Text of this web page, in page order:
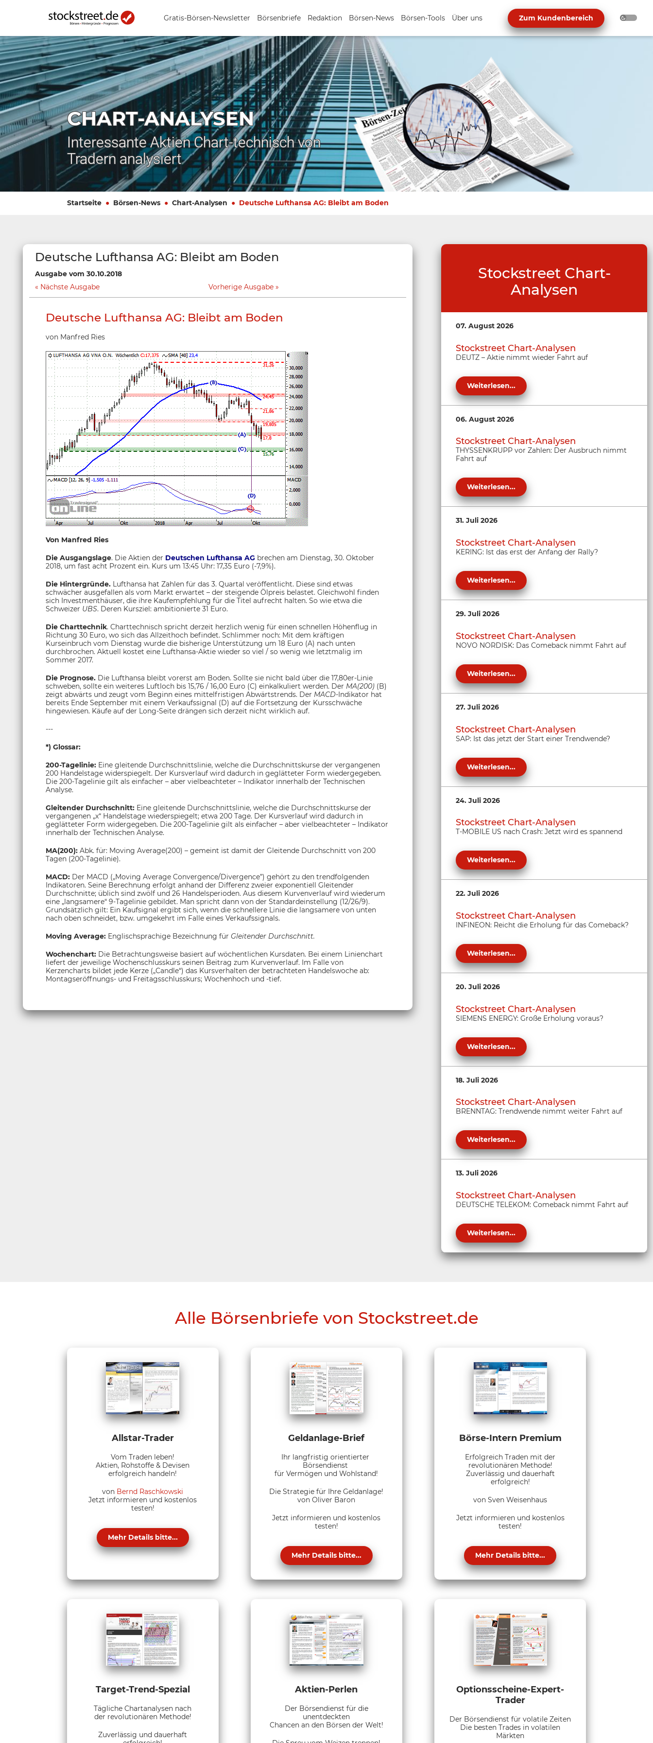
Gratis-Börsen-Newsletter Börsenbriefe Redaktion Börsen-News Börsen-Tools Über uns Zum Kundenbereich
CHART-ANALYSEN
Interessante Aktien Chart-technisch von
Tradern analysiert
Startseite Börsen-News Chart-Analysen Deutsche Lufthansa AG: Bleibt am Boden
Deutsche Lufthansa AG: Bleibt am Boden
Ausgabe vom 30.10.2018
Nächste Ausgabe
Vorherige Ausgabe
Deutsche Lufthansa AG: Bleibt am Boden
von Manfred Ries
Von Manfred Ries
Die Ausgangslage. Die Aktien der Deutschen Lufthansa AG brechen am Dienstag, 30. Oktober
2018, um fast acht Prozent ein. Kurs um 13:45 Uhr: 17,35 Euro (-7,9%).
Die Hintergründe. Lufthansa hat Zahlen für das 3. Quartal veröffentlicht. Diese sind etwas
schwächer ausgefallen als vom Markt erwartet – der steigende Ölpreis belastet. Gleichwohl finden
sich Investmenthäuser, die ihre Kaufempfehlung für die Titel aufrecht halten. So wie etwa die
Schweizer UBS. Deren Kursziel: ambitionierte 31 Euro.
Die Charttechnik. Charttechnisch spricht derzeit herzlich wenig für einen schnellen Höhenflug in
Richtung 30 Euro, wo sich das Allzeithoch befindet. Schlimmer noch: Mit dem kräftigen
Kurseinbruch vom Dienstag wurde die bisherige Unterstützung um 18 Euro (A) nach unten
durchbrochen. Aktuell kostet eine Lufthansa-Aktie wieder so viel / so wenig wie letztmalig im
Sommer 2017.
Die Prognose. Die Lufthansa bleibt vorerst am Boden. Sollte sie nicht bald über die 17,80er-Linie
schweben, sollte ein weiteres Luftloch bis 15,76 / 16,00 Euro (C) einkalkuliert werden. Der MA(200) (B)
zeigt abwärts und zeugt vom Beginn eines mittelfristigen Abwärtstrends. Der MACD-Indikator hat
bereits Ende September mit einem Verkaufssignal (D) auf die Fortsetzung der Kursschwäche
hingewiesen. Käufe auf der Long-Seite drängen sich derzeit nicht wirklich auf.
---
*) Glossar:
200-Tagelinie: Eine gleitende Durchschnittslinie, welche die Durchschnittskurse der vergangenen
200 Handelstage widerspiegelt. Der Kursverlauf wird dadurch in geglätteter Form wiedergegeben.
Die 200-Tagelinie gilt als einfacher – aber vielbeachteter – Indikator innerhalb der Technischen
Analyse.
Gleitender Durchschnitt: Eine gleitende Durchschnittslinie, welche die Durchschnittskurse der
vergangenen „x“ Handelstage wiederspiegelt; etwa 200 Tage. Der Kursverlauf wird dadurch in
geglätteter Form widergegeben. Die 200-Tagelinie gilt als einfacher – aber vielbeachteter – Indikator
innerhalb der Technischen Analyse.
MA(200): Abk. für: Moving Average(200) – gemeint ist damit der Gleitende Durchschnitt von 200
Tagen (200-Tagelinie).
MACD: Der MACD („Moving Average Convergence/Divergence”) gehört zu den trendfolgenden
Indikatoren. Seine Berechnung erfolgt anhand der Differenz zweier exponentiell Gleitender
Durchschnitte; üblich sind zwölf und 26 Handelsperioden. Aus diesem Kurvenverlauf wird wiederum
eine „langsamere“ 9-Tagelinie gebildet. Man spricht dann von der Standardeinstellung (12/26/9).
Grundsätzlich gilt: Ein Kaufsignal ergibt sich, wenn die schnellere Linie die langsamere von unten
nach oben schneidet, bzw. umgekehrt im Falle eines Verkaufssignals.
Moving Average: Englischsprachige Bezeichnung für Gleitender Durchschnitt.
Wochenchart: Die Betrachtungsweise basiert auf wöchentlichen Kursdaten. Bei einem Linienchart
liefert der jeweilige Wochenschlusskurs seinen Beitrag zum Kurvenverlauf. Im Falle von
Kerzencharts bildet jede Kerze („Candle“) das Kursverhalten der betrachteten Handelswoche ab:
Montagseröffnungs- und Freitagsschlusskurs; Wochenhoch und -tief.
Stockstreet Chart-
Analysen
07. August 2026
Stockstreet Chart-Analysen
DEUTZ – Aktie nimmt wieder Fahrt auf
Weiterlesen...
06. August 2026
Stockstreet Chart-Analysen
THYSSENKRUPP vor Zahlen: Der Ausbruch nimmt
Fahrt auf
Weiterlesen...
31. Juli 2026
Stockstreet Chart-Analysen
KERING: Ist das erst der Anfang der Rally?
Weiterlesen...
29. Juli 2026
Stockstreet Chart-Analysen
NOVO NORDISK: Das Comeback nimmt Fahrt auf
Weiterlesen...
27. Juli 2026
Stockstreet Chart-Analysen
SAP: Ist das jetzt der Start einer Trendwende?
Weiterlesen...
24. Juli 2026
Stockstreet Chart-Analysen
T-MOBILE US nach Crash: Jetzt wird es spannend
Weiterlesen...
22. Juli 2026
Stockstreet Chart-Analysen
INFINEON: Reicht die Erholung für das Comeback?
Weiterlesen...
20. Juli 2026
Stockstreet Chart-Analysen
SIEMENS ENERGY: Große Erholung voraus?
Weiterlesen...
18. Juli 2026
Stockstreet Chart-Analysen
BRENNTAG: Trendwende nimmt weiter Fahrt auf
Weiterlesen...
13. Juli 2026
Stockstreet Chart-Analysen
DEUTSCHE TELEKOM: Comeback nimmt Fahrt auf
Weiterlesen...
Alle Börsenbriefe von Stockstreet.de
Allstar-Trader
Vom Traden leben!
Aktien, Rohstoffe & Devisen
erfolgreich handeln!
von Bernd Raschkowski
Jetzt informieren und kostenlos
testen!
Mehr Details bitte...
Geldanlage-Brief
Ihr langfristig orientierter
Börsendienst
für Vermögen und Wohlstand!
Die Strategie für Ihre Geldanlage!
von Oliver Baron
Jetzt informieren und kostenlos
testen!
Mehr Details bitte...
Börse-Intern Premium
Erfolgreich Traden mit der
revolutionären Methode!
Zuverlässig und dauerhaft
erfolgreich!
von Sven Weisenhaus
Jetzt informieren und kostenlos
testen!
Mehr Details bitte...
Target-Trend-Spezial
Tägliche Chartanalysen nach
der revolutionären Methode!
Zuverlässig und dauerhaft
Aktien-Perlen
Der Börsendienst für die
unentdeckten
Chancen an den Börsen der Welt!
Optionsscheine-Expert-
Trader
Der Börsendienst für volatile Zeiten
Die besten Trades in volatilen
Märkten